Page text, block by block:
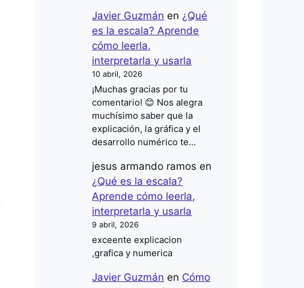
Javier Guzmán en ¿Qué
es la escala? Aprende
cómo leerla,
interpretarla y usarla
10 abril, 2026
¡Muchas gracias por tu
comentario! 😊 Nos alegra
muchísimo saber que la
explicación, la gráfica y el
desarrollo numérico te…
jesus armando ramos en
¿Qué es la escala?
Aprende cómo leerla,
interpretarla y usarla
9 abril, 2026
exceente explicacion
,grafica y numerica
Javier Guzmán en Cómo